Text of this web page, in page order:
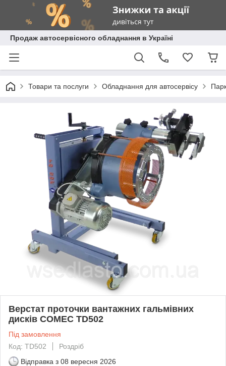
Продаж автосервісного обладнання в Україні
Товари та послуги Обладнання для автосервісу
Верстат проточки вантажних гальмівних
дисків COMEC TD502
Під замовлення
Код: TD502
Роздріб
Відправка з 08 вересня 2026